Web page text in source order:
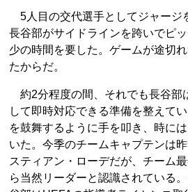
5人目の交代選手としてジャージ
長谷部がサイドラインを跨いでピ
少の時間を要した。ゲームが途切
たからだ。
約2分程度の間、それでも長谷部
して即時対応できる準備を整えて
を鼓舞するように手を叩き、時に
いた。今季のチームキャプテンは
スティアン・ローデだが、チーム
ら当然リーダーと認識されている